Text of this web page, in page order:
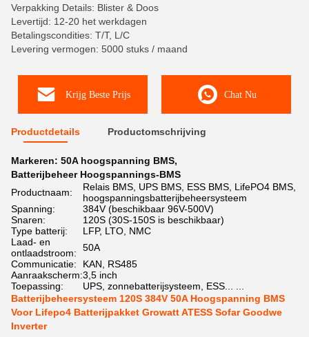
Verpakking Details: Blister & Doos
Levertijd: 12-20 het werkdagen
Betalingscondities: T/T, L/C
Levering vermogen: 5000 stuks / maand
Krijg Beste Prijs Chat Nu
Productdetails Productomschrijving
Markeren: 50A hoogspanning BMS,
Batterijbeheer Hoogspannings-BMS
Productnaam:
Relais BMS, UPS BMS, ESS BMS, LifePO4 BMS,
hoogspanningsbatterijbeheersysteem
Spanning:
384V (beschikbaar 96V-500V)
Snaren:
120S (30S-150S is beschikbaar)
Type batterij:
LFP, LTO, NMC
Laad- en
ontlaadstroom:
50A
Communicatie:
KAN, RS485
Aanraakscherm:3,5 inch
Toepassing:
UPS, zonnebatterijsysteem, ESS... ...
Batterijbeheersysteem 120S 384V 50A Hoogspanning BMS
Voor Lifepo4 Batterijpakket Growatt ATESS Sofar Goodwe
Inverter